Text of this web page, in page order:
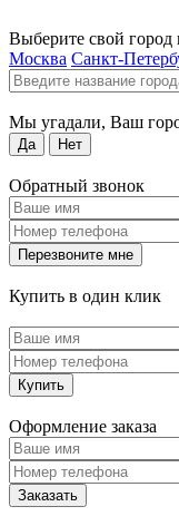
Выберите свой город
Москва Санкт-
Мы угадали, Ваш
Да Нет
Обратный звонок
Перезвоните мне
Купить в один клик
Купить
Оформление заказа
Заказать